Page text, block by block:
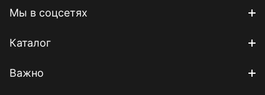
Мы в соцсетях
Каталог
Важно